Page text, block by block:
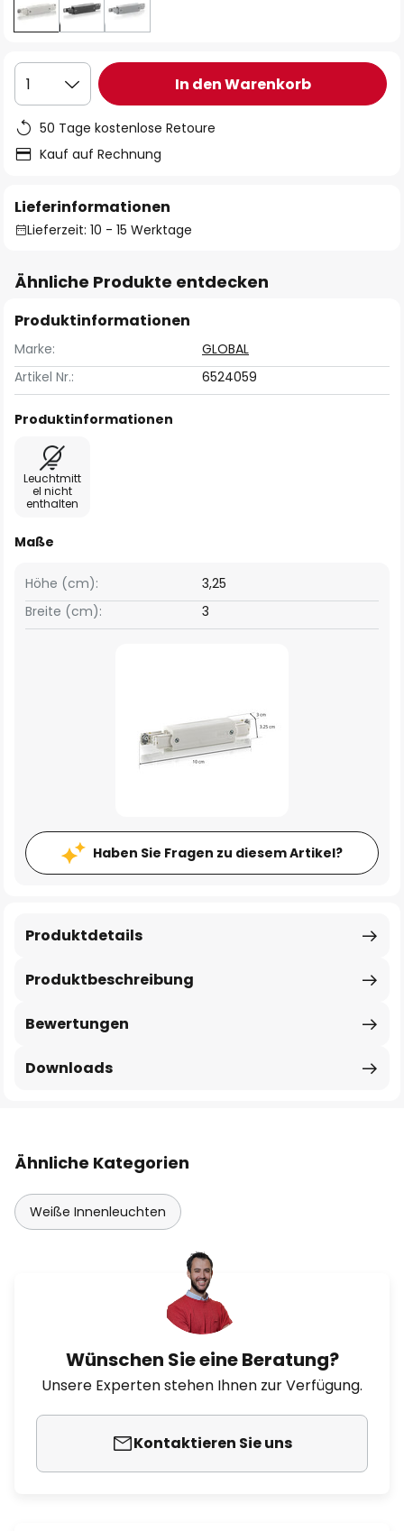
1 In den Warenkorb
50 Tage kostenlose Retoure
Kauf auf Rechnung
Lieferinformationen
Lieferzeit: 10 - 15 Werktage
Ähnliche Produkte entdecken
Produktinformationen
Marke:
GLOBAL
Artikel Nr.:
6524059
Produktinformationen
Leuchtmitt
el nicht
enthalten
Maße
Breite (cm): 3
Höhe (cm): 3,25
Haben Sie Fragen zu diesem Artikel?
Produktbeschreibung
Produktdetails
Bewertungen
Downloads
Ähnliche Kategorien
Weiße Innenleuchten
Wünschen Sie eine Beratung?
Unsere Experten stehen Ihnen zur Verfügung.
Kontaktieren Sie uns